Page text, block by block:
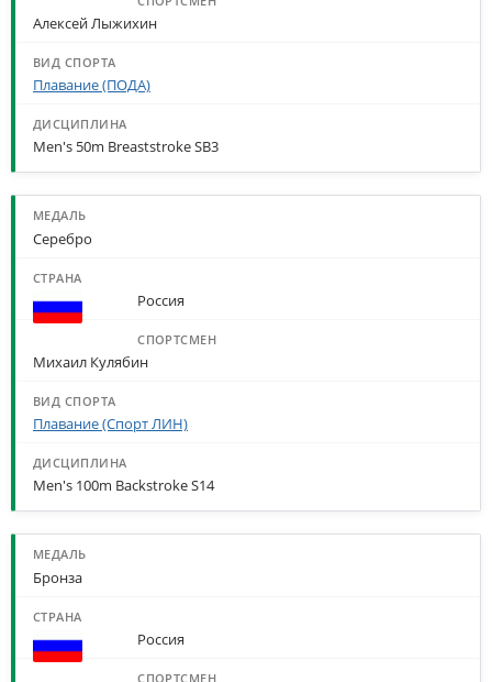
Алексей Лыжихин
Плавание (ПОДА)
Men's 50m Breaststroke SB3
Серебро
Россия
Михаил Кулябин
Плавание (Спорт ЛИН)
Men's 100m Backstroke S14
Бронза
Россия